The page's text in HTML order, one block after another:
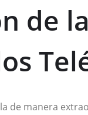
de
de manera